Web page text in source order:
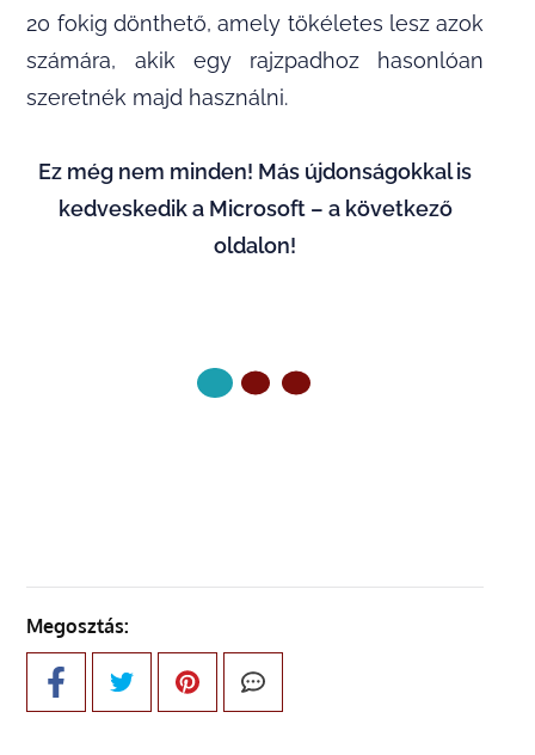
20 fokig dönthető, amely tökéletes lesz azok
számára, akik egy rajzpadhoz hasonlóan
szeretnék majd használni.
Ez még nem minden! Más újdonságokkal is
kedveskedik a Microsoft – a következő
oldalon!
Megosztás: